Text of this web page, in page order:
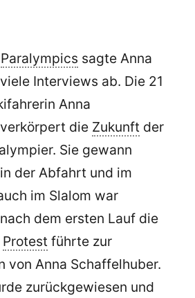
Paralympics sagte Anna
Interviews ab. Die 21
Anna
die Zukunft der
Sie gewann
der Abfahrt und im
im Slalom war
dem ersten Lauf die
Protest führte zur
von Anna Schaffelhuber.
zurückgewiesen und